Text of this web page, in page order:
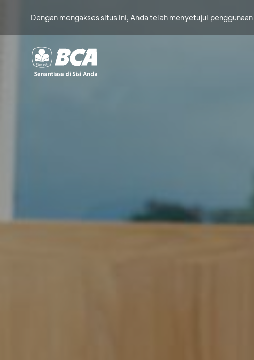
Dengan mengakses situs ini, Anda telah menyetujui penggunaan